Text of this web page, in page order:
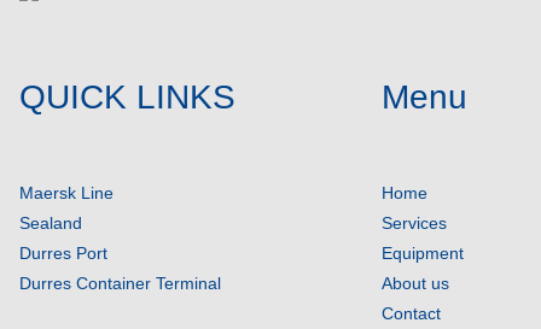
QUICK LINKS
Maersk Line
Sealand
Durres Port
Durres Container Terminal
Menu
Home
Services
Equipment
About us
Contact